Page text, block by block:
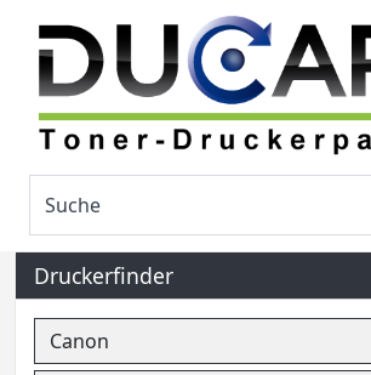
Druckerfinder